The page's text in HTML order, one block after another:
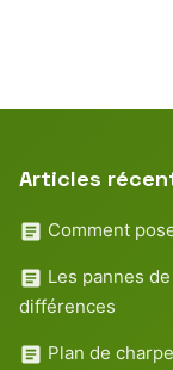
Articles
Comment
Les pannes
différences
Plan de